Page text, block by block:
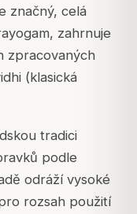
značný, celá
, zahrnuje
zpracovaných
(klasická
tradici
podle
odráží vysoké
rozsah použití